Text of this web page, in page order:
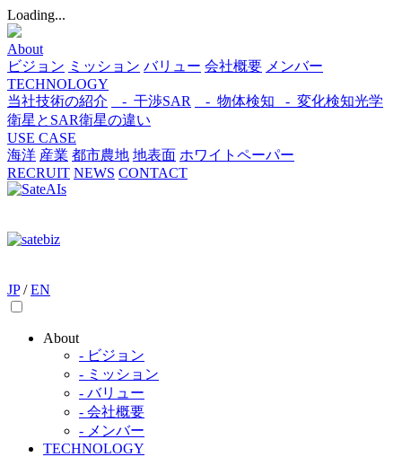
Loading...
About
ビジョン ミッション バリュー 会社概要 メンバー
TECHNOLOGY
当社技術の紹介
- 干渉SAR - 物体検知​ - 変化検知​光学
衛星とSAR衛星の違い
USE CASE
海洋 産業 都市​農地 地表面 ホワイトペーパー
RECRUIT NEWS CONTACT
JP / EN
About
- ビジョン
- ミッション
- バリュー
- 会社概要
- メンバー
TECHNOLOGY